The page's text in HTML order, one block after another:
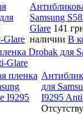
Samsung
Glare 141
наличии В
Drobak для
Glare
для
I9295